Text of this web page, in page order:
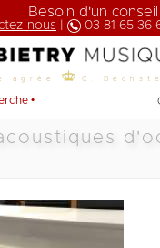
Besoin d'un conseil
nous 03 81 65 36
agrée C.
•